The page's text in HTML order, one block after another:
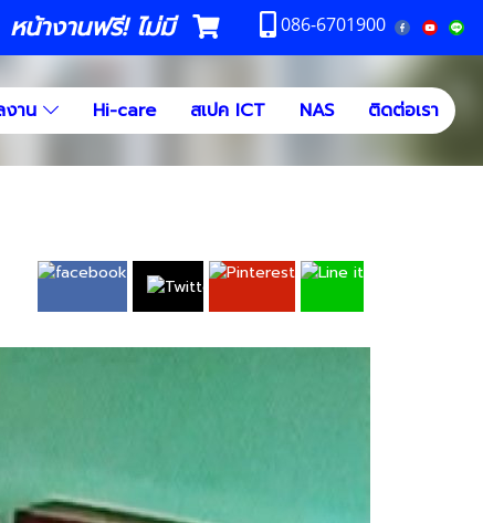
หน้างานฟรี! ไม่มี 086-6701900
งาน Hi-care สเปค ICT NAS ติดต่อเรา